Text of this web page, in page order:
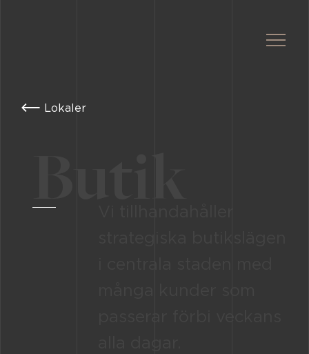
Lokaler